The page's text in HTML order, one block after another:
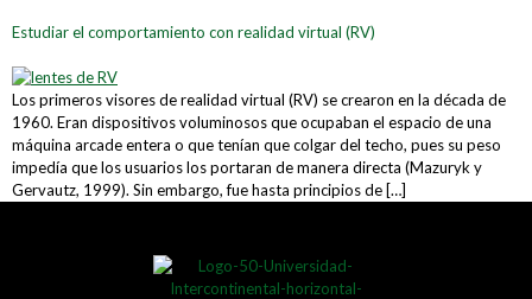
Estudiar el comportamiento con realidad virtual (RV)
Los primeros visores de realidad virtual (RV) se crearon en la década de
1960. Eran dispositivos voluminosos que ocupaban el espacio de una
máquina arcade entera o que tenían que colgar del techo, pues su peso
impedía que los usuarios los portaran de manera directa (Mazuryk y
Gervautz, 1999). Sin embargo, fue hasta principios de […]